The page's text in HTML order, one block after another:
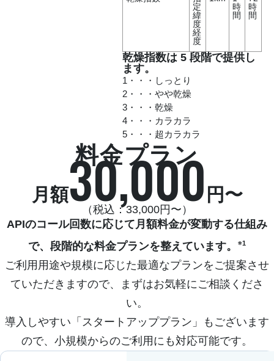
定
緯
度
経
度
時
間
時
間
乾燥指数は 5 段階で提供し
ます。
1・・・しっとり
2・・・やや乾燥
3・・・乾燥
4・・・カラカラ
5・・・超カラカラ
料金プラン
月額30,000 円〜
（税込：33,000円〜）
APIのコール回数に応じて月額料金が変動する仕組み
で、段階的な料金プランを整えています。
※1
ご利用用途や規模に応じた最適なプランをご提案させ
ていただきますので、まずはお気軽にご相談くださ
い。
導入しやすい「スタートアッププラン」もございます
ので、小規模からのご利用にも対応可能です。